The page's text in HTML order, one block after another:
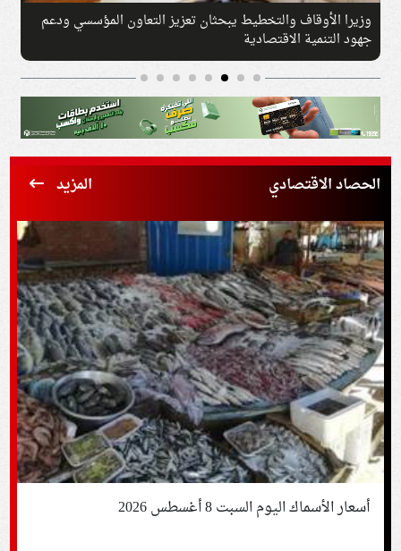
مع الفريق الأول السيسي يودع ملك البحرين في
الحصاد الاقتصادي المزيد
أسعار الأسماك اليوم السبت 8 أغسطس 2026